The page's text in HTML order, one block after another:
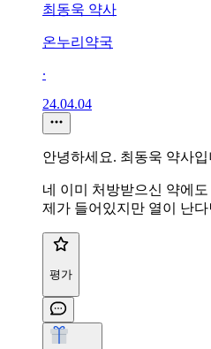
최동욱 약사
온누리약국
∙
24.04.04
안녕하세요. 최동욱 약사입
네 이미 처방받으신 약에
제가 들어있지만 열이 난
평가